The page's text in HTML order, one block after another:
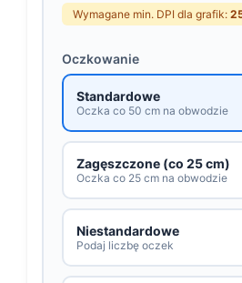
Wymagane min. DPI dla grafik:
Oczkowanie
Standardowe
Oczka co 50 cm na obwodzie
Zagęszczone (co 25 cm)
Oczka co 25 cm na obwodzie
Niestandardowe
Podaj liczbę oczek